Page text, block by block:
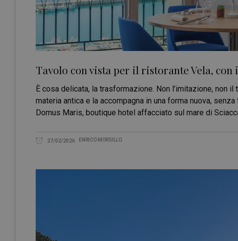
Tavolo con vista per il ristorante Vela,
È cosa delicata, la trasformazione. Non l’imitazione, non
materia antica e la accompagna in una forma nuova,
Domus Maris, boutique hotel affacciato sul mare di
27/02/2026 ENRICO MORSILLO